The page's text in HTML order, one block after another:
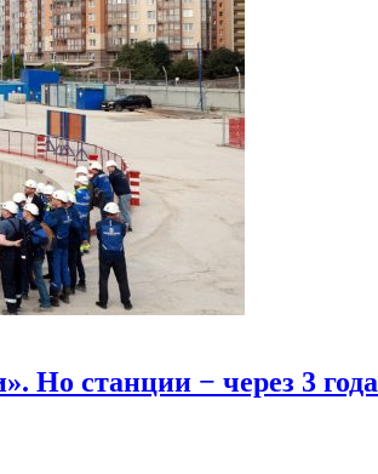
Но станции − через 3 года